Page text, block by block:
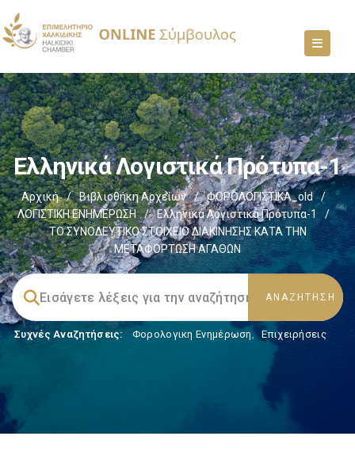
Ελληνικά Λογιστικά Πρότυπα-1
Αρχική / Βιβλιοθήκη Αρχείων / ΦΟΡΟΛΟΓΙΣΤΙΚΑ_old
/
ΛΟΓΙΣΤΙΚΗ ΕΝΗΜΕΡΩΣΗ
/ Ελληνικά Λογιστικά Πρότυπα-1
/
ΤΟ ΣΥΝΟΔΕΥΤΙΚΟ ΣΤΟΙΧΕΙΟ ΔΙΑΚΙΝΗΣΗΣ ΚΑΤΑ ΤΗΝ
ΜΕΤΑΦΟΡΤΩΣΗ ΑΓΑΘΩΝ
Συχνές Αναζητήσεις: Φορολογικη Ενημέρωση, Επιχειρήσεις